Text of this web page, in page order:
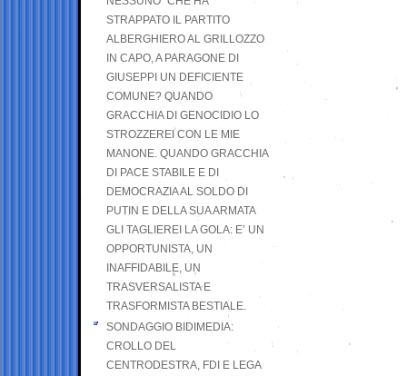
STRAPPATO IL PARTITO
ALBERGHIERO AL GRILLOZZO
IN CAPO, A PARAGONE DI
GIUSEPPI UN DEFICIENTE
COMUNE? QUANDO
GRACCHIA DI GENOCIDIO LO
STROZZEREI CON LE MIE
MANONE. QUANDO GRACCHIA
DI PACE STABILE E DI
DEMOCRAZIA AL SOLDO DI
PUTIN E DELLA SUA ARMATA
GLI TAGLIEREI LA GOLA: E’ UN
OPPORTUNISTA, UN
INAFFIDABILE, UN
TRASVERSALISTA E
TRASFORMISTA BESTIALE.
SONDAGGIO BIDIMEDIA:
CROLLO DEL
CENTRODESTRA, FDI E LEGA